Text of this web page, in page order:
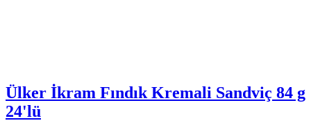
Ülker İkram Fındık Kremali Sandviç 84 g
24'lü